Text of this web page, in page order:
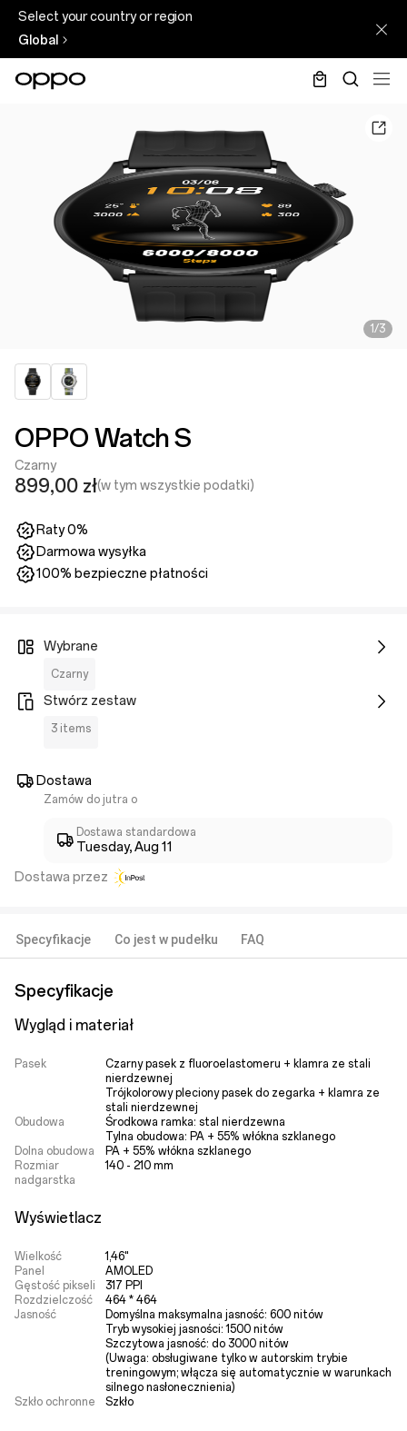
Select your country or region
Global
1/3
OPPO Watch S
Czarny
899,00 zł(w tym wszystkie podatki)
Raty 0%
Darmowa wysyłka
100% bezpieczne płatności
Wybrane
Czarny
Stwórz zestaw
3 items
Dostawa
Zamów do jutra o
Dostawa standardowa
Tuesday, Aug 11
Dostawa przez
Specyfikacje Co jest w pudełku FAQ
Specyfikacje
Wygląd i materiał
Pasek
Czarny pasek z fluoroelastomeru + klamra ze stali
nierdzewnej
Trójkolorowy pleciony pasek do zegarka + klamra ze
stali nierdzewnej
Obudowa
Środkowa ramka: stal nierdzewna
Tylna obudowa: PA + 55% włókna szklanego
Dolna obudowa
PA + 55% włókna szklanego
Rozmiar
nadgarstka
140 - 210 mm
Wyświetlacz
Wielkość
1,46"
Panel
AMOLED
Gęstość pikseli
317 PPI
Rozdzielczość
464 * 464
Jasność
Domyślna maksymalna jasność: 600 nitów
Tryb wysokiej jasności: 1500 nitów
Szczytowa jasność: do 3000 nitów
(Uwaga: obsługiwane tylko w autorskim trybie
treningowym; włącza się automatycznie w warunkach
silnego nasłonecznienia)
Szkło ochronne
Szkło